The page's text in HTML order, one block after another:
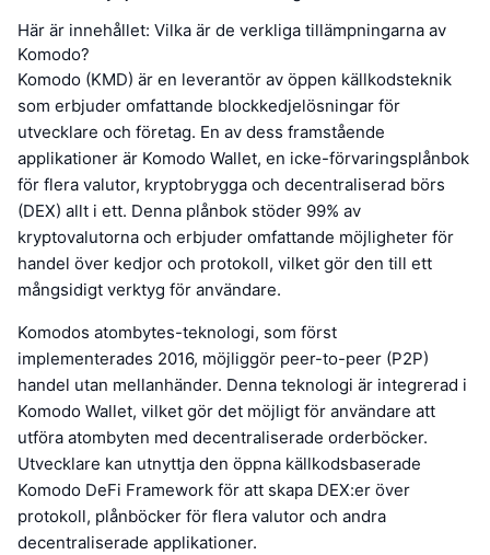
Här är innehållet: Vilka är de verkliga tillämpningarna av
Komodo?
Komodo (KMD) är en leverantör av öppen källkodsteknik
som erbjuder omfattande blockkedjelösningar för
utvecklare och företag. En av dess framstående
applikationer är Komodo Wallet, en icke-förvaringsplånbok
för flera valutor, kryptobrygga och decentraliserad börs
(DEX) allt i ett. Denna plånbok stöder 99% av
kryptovalutorna och erbjuder omfattande möjligheter för
handel över kedjor och protokoll, vilket gör den till ett
mångsidigt verktyg för användare.
Komodos atombytes-teknologi, som först
implementerades 2016, möjliggör peer-to-peer (P2P)
handel utan mellanhänder. Denna teknologi är integrerad i
Komodo Wallet, vilket gör det möjligt för användare att
utföra atombyten med decentraliserade orderböcker.
Utvecklare kan utnyttja den öppna källkodsbaserade
Komodo DeFi Framework för att skapa DEX:er över
protokoll, plånböcker för flera valutor och andra
decentraliserade applikationer.